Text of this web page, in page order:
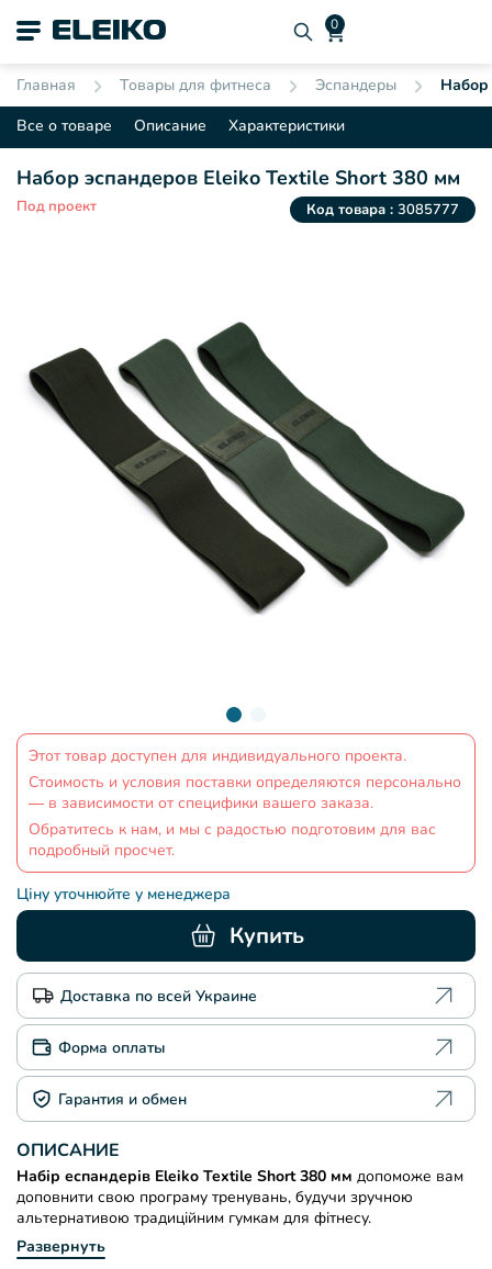
Главная Товары для фитнеса Эспандеры
Набор
Все о товаре
Описание Характеристики
Набор эспандеров Eleiko Textile Short 380 мм
Под проект Код товара : 3085777
Этот товар доступен для индивидуального проекта.
Стоимость и условия поставки определяются персонально
— в зависимости от специфики вашего заказа.
Обратитесь к нам, и мы с радостью подготовим для вас
подробный просчет.
Ціну уточнюйте у менеджера
Купить
Доставка по всей Украине
Форма оплаты
Гарантия и обмен
ОПИСАНИЕ
Набір еспандерів Eleiko Textile Short 380 мм допоможе вам
доповнити свою програму тренувань, будучи зручною
альтернативою традиційним гумкам для фітнесу.
Развернуть